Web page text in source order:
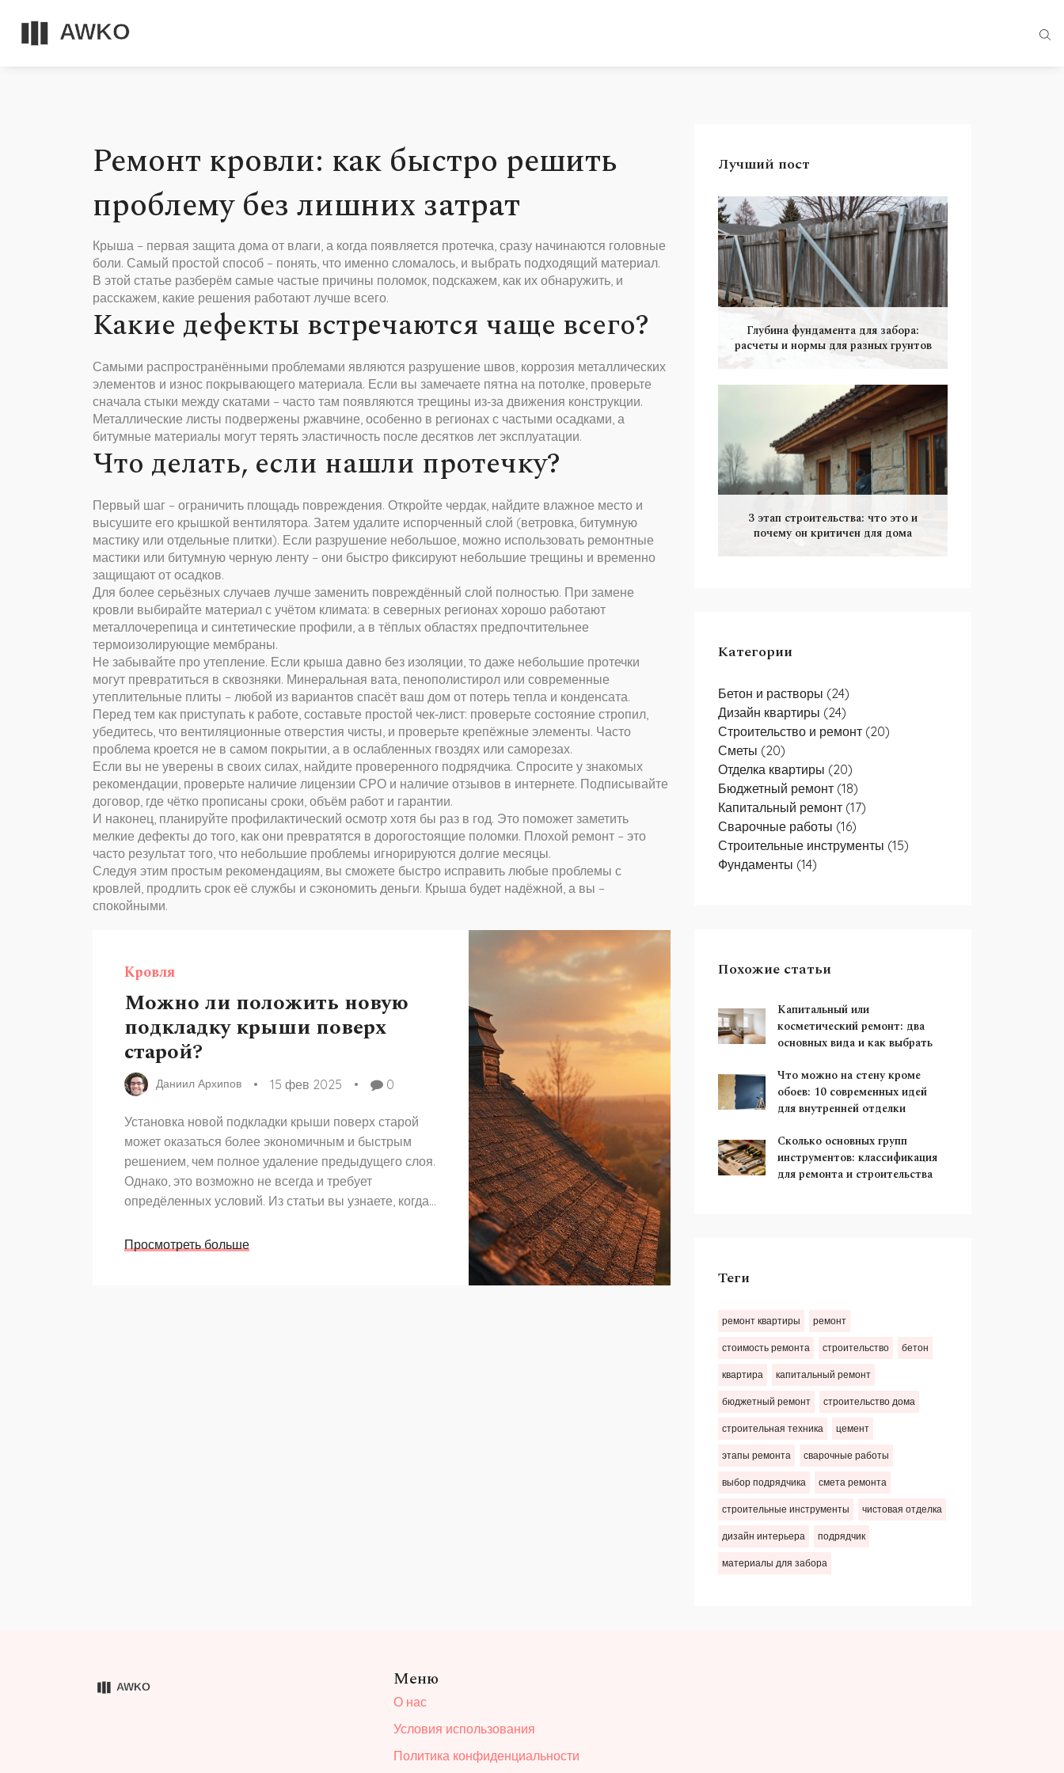
Ремонт кровли: как быстро решить
проблему без лишних затрат
Крыша – первая защита дома от влаги, а когда появляется протечка, сразу начинаются головные
боли. Самый простой способ – понять, что именно сломалось, и выбрать подходящий материал.
В этой статье разберём самые частые причины поломок, подскажем, как их обнаружить, и
расскажем, какие решения работают лучше всего.
Какие дефекты встречаются чаще всего?
Самыми распространёнными проблемами являются разрушение швов, коррозия металлических
элементов и износ покрывающего материала. Если вы замечаете пятна на потолке, проверьте
сначала стыки между скатами – часто там появляются трещины из‑за движения конструкции.
Металлические листы подвержены ржавчине, особенно в регионах с частыми осадками, а
битумные материалы могут терять эластичность после десятков лет эксплуатации.
Что делать, если нашли протечку?
Первый шаг – ограничить площадь повреждения. Откройте чердак, найдите влажное место и
высушите его крышкой вентилятора. Затем удалите испорченный слой (ветровка, битумную
мастику или отдельные плитки). Если разрушение небольшое, можно использовать ремонтные
мастики или битумную черную ленту – они быстро фиксируют небольшие трещины и временно
защищают от осадков.
Для более серьёзных случаев лучше заменить повреждённый слой полностью. При замене
кровли выбирайте материал с учётом климата: в северных регионах хорошо работают
металлочерепица и синтетические профили, а в тёплых областях предпочтительнее
термоизолирующие мембраны.
Не забывайте про утепление. Если крыша давно без изоляции, то даже небольшие протечки
могут превратиться в сквозняки. Минеральная вата, пенополистирол или современные
утеплительные плиты – любой из вариантов спасёт ваш дом от потерь тепла и конденсата.
Перед тем как приступать к работе, составьте простой чек‑лист: проверьте состояние стропил,
убедитесь, что вентиляционные отверстия чисты, и проверьте крепёжные элементы. Часто
проблема кроется не в самом покрытии, а в ослабленных гвоздях или саморезах.
Если вы не уверены в своих силах, найдите проверенного подрядчика. Спросите у знакомых
рекомендации, проверьте наличие лицензии СРО и наличие отзывов в интернете. Подписывайте
договор, где чётко прописаны сроки, объём работ и гарантии.
И наконец, планируйте профилактический осмотр хотя бы раз в год. Это поможет заметить
мелкие дефекты до того, как они превратятся в дорогостоящие поломки. Плохой ремонт – это
часто результат того, что небольшие проблемы игнорируются долгие месяцы.
Следуя этим простым рекомендациям, вы сможете быстро исправить любые проблемы с
кровлей, продлить срок её службы и сэкономить деньги. Крыша будет надёжной, а вы –
спокойными.
Кровля
Можно ли положить новую
подкладку крыши поверх
старой?
Даниил Архипов 15 фев 2025 0
Установка новой подкладки крыши поверх старой
может оказаться более экономичным и быстрым
решением, чем полное удаление предыдущего слоя.
Однако, это возможно не всегда и требует
опредёленных условий. Из статьи вы узнаете, когда
учесть и советы по выбору материала. Эти
Просмотреть больше
Лучший пост
Глубина фундамента для забора:
расчеты и нормы для разных грунтов
3 этап строительства: что это и
почему он критичен для дома
Категории
Бетон и растворы (24)
Дизайн квартиры (24)
Строительство и ремонт (20)
Сметы (20)
Отделка квартиры (20)
Бюджетный ремонт (18)
Капитальный ремонт (17)
Сварочные работы (16)
Строительные инструменты (15)
Фундаменты (14)
Похожие статьи
Капитальный или
косметический ремонт: два
основных вида и как выбрать
Что можно на стену кроме
обоев: 10 современных идей
для внутренней отделки
Сколько основных групп
инструментов: классификация
для ремонта и строительства
Теги
ремонт квартиры ремонт
стоимость ремонта строительство бетон
квартира капитальный ремонт
бюджетный ремонт строительство дома
строительная техника цемент
этапы ремонта сварочные работы
выбор подрядчика смета ремонта
строительные инструменты чистовая отделка
дизайн интерьера подрядчик
материалы для забора
Меню
О нас
Условия использования
Политика конфиденциальности